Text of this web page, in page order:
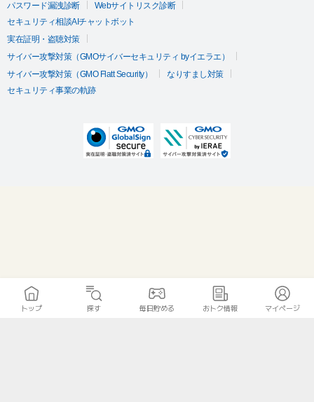
パスワード漏洩診断
Webサイトリスク診断
セキュリティ相談AIチャットボット
実在証明・盗聴対策
サイバー攻撃対策（GMOサイバーセキュリティ byイエラエ）
サイバー攻撃対策（GMO Flatt Security）
なりすまし対策
セキュリティ事業の軌跡
トップ 探す 毎日貯める おトク情報 マイページ